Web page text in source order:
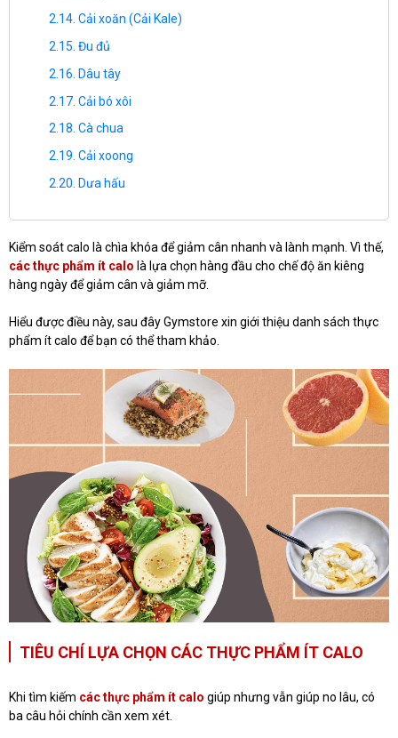
Cải xoăn (Cải Kale)
Đu đủ
Dâu tây
Cải bó xôi
Cà chua
Cải xoong
Dưa hấu
Kiểm soát calo là chìa khóa để giảm cân nhanh và lành mạnh. Vì thế,
các thực phẩm ít calo là lựa chọn hàng đầu cho chế độ ăn kiêng
hàng ngày để giảm cân và giảm mỡ.
Hiểu được điều này, sau đây Gymstore xin giới thiệu danh sách thực
phẩm ít calo để bạn có thể tham khảo.
TIÊU CHÍ LỰA CHỌN CÁC THỰC PHẨM ÍT CALO
Khi tìm kiếm các thực phẩm ít calo giúp nhưng vẫn giúp no lâu, có
ba câu hỏi chính cần xem xét.